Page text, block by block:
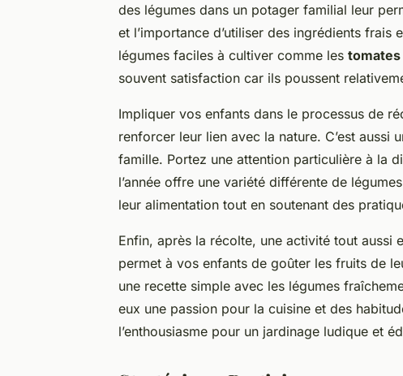
des légumes dans un potager familial leur
et l’importance d’utiliser des ingrédients
légumes faciles à cultiver comme les tomates
souvent satisfaction car ils poussent
Impliquer vos enfants dans le processus de
renforcer leur lien avec la nature. C’est aussi
famille. Portez une attention particulière à la
l’année offre une variété différente de
leur alimentation tout en soutenant des
Enfin, après la récolte, une activité tout aussi
permet à vos enfants de goûter les fruits de
une recette simple avec les légumes
eux une passion pour la cuisine et des
l’enthousiasme pour un jardinage ludique et